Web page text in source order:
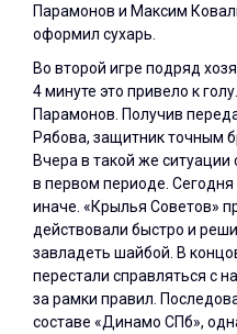
Парамонов и Максим
оформил сухарь.
Во второй игре подряд
4 минуте это привело к
Парамонов. Получив
Рябова, защитник точным
Вчера в такой же
в первом периоде.
иначе. «Крылья Советов»
действовали быстро и
завладеть шайбой. В
перестали справляться с
за рамки правил.
составе «Динамо СПб»,